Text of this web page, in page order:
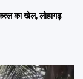
का खेल, लोहागढ़